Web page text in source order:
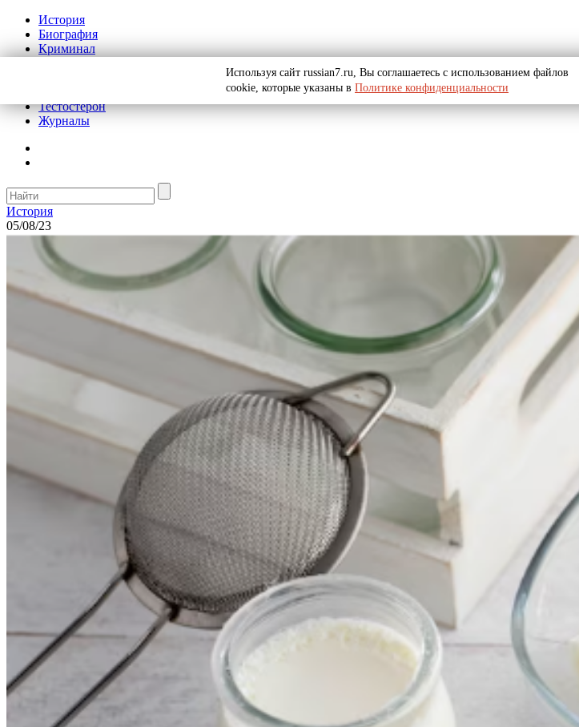
История
Биография
Криминал
Тестостерон
Журналы
История
05/08/23
Используя сайт russian7.ru, Вы соглашаетесь с использованием файлов
cookie, которые указаны в Политике конфиденциальности